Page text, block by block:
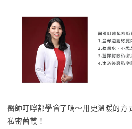
醫師叮嚀都學會了嗎～用更溫暖的方
私密菌叢！